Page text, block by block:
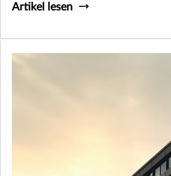
Artikel lesen